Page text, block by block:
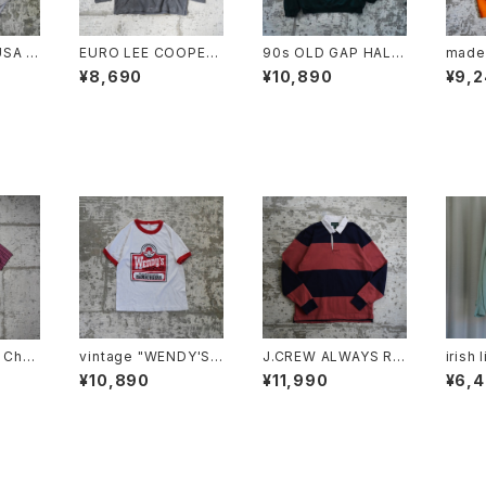
/
EURO LEE COOPER
/ HALF ZIP TOP
¥8,690
90s OLD GAP HALF
BUTTON SWEAT H
OODIE
¥10,890
vintage "WENDY'S"
ringer tee
¥10,890
J.CREW ALWAYS RU
GBY SHIRT "PINK"
¥11,990
irish
ar